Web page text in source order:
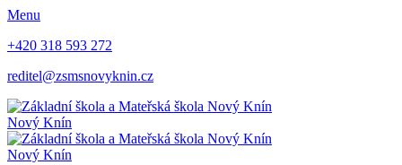
Menu
+420 318 593 272
reditel@zsmsnovyknin.cz
Nový Knín
Nový Knín